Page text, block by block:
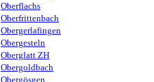
Oberflachs
Oberfrittenbach
Obergerlafingen
Obergesteln
Oberglatt ZH
Obergoldbach
Obergösgen